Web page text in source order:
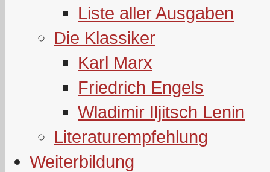
Liste aller Ausgaben
Die Klassiker
Karl Marx
Friedrich Engels
Wladimir Iljitsch Lenin
Literaturempfehlung
Weiterbildung